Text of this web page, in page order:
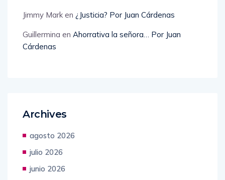
Jimmy Mark en ¿Justicia? Por Juan Cárdenas
Guillermina en Ahorrativa la señora… Por Juan
Cárdenas
Archives
agosto 2026
julio 2026
junio 2026